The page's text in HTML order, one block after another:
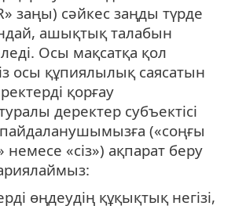
заңы) сәйкес заңды түрде
ашықтық талабын
Осы мақсатқа қол
осы құпиялылық саясатын
қорғау
деректер субъектісі
пайдаланушымызға («соңғы
«сіз») ақпарат беру
өңдеудің құқықтық негізі,